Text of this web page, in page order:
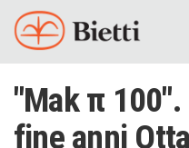
"Mak π
fine anni